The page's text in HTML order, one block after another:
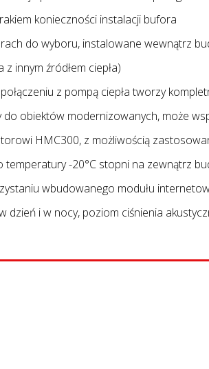
konieczności instalacji bufora
do wyboru, instalowane wewnątrz
z innym źródłem ciepła)
z pompą ciepła tworzy
obiektów modernizowanych, może
HMC300, z możliwością
temperatury -20°C stopni na zewnątrz
wbudowanego modułu
dzień i w nocy, poziom ciśnienia